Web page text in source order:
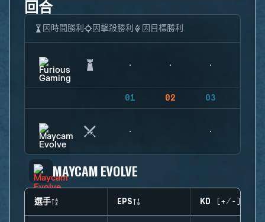
回合
因時間勝利 因擊殺勝利 因目標勝利
01 02 03
MAYCAM EVOLVE
選手 EPS KD (+/-)